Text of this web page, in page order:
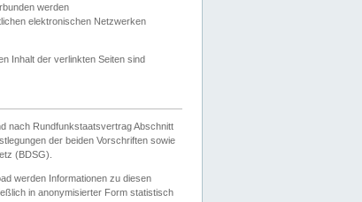
werden
elektronischen Netzwerken
Inhalt der verlinkten Seiten sind
nach Rundfunkstaatsvertrag Abschnitt
der beiden Vorschriften sowie
(BDSG).
werden Informationen zu diesen
in anonymisierter Form statistisch